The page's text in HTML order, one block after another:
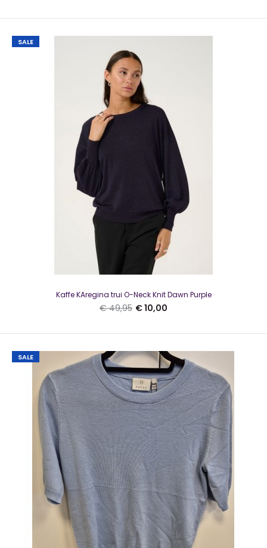
€ 49,95 € 10,00
KAlizza Polo Knit GrenadineMooie polo van knitwear met
een polosluiting.De polo heeft korte mouwen, ..
Kaffe O-neck pullover KALizza Ultramarine SL
€ 34,95 € 10,00
Kaffe O-neck pullover KALizza Ultramarine SLMooie trui van
Kaffe in de kleur blauw Het model heeft e..
SALE
Kaffe KAregina trui O-Neck Knit Dawn Purple
€ 49,95 € 10,00
SALE